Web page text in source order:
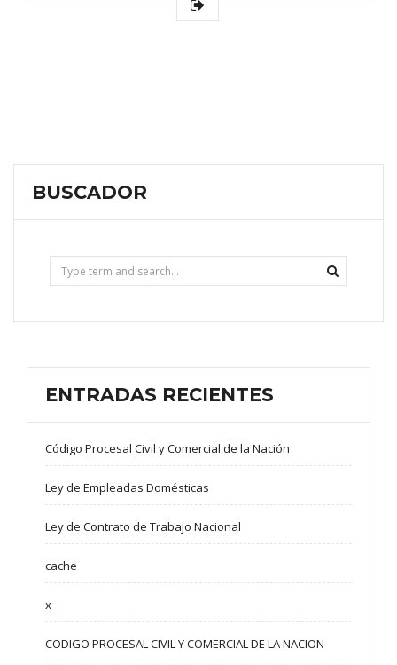
BUSCADOR
ENTRADAS RECIENTES
Código Procesal Civil y Comercial de la Nación
Ley de Empleadas Domésticas
Ley de Contrato de Trabajo Nacional
cache
x
CODIGO PROCESAL CIVIL Y COMERCIAL DE LA NACION